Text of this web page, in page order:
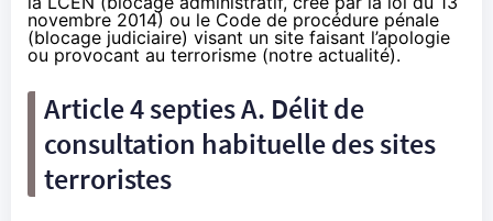
novembre 2014) ou le Code de procédure pénale
(blocage judiciaire) visant un site faisant l’apologie
ou provocant au terrorisme (notre actualité).
Article 4 septies A. Délit de
consultation habituelle des sites
terroristes